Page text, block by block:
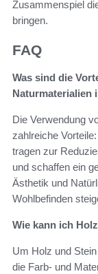
Zusammenspiel
bringen.
FAQ
Was sind die
Naturmaterialien
Die Verwendung
zahlreiche
tragen zur
und schaffen ein
Ästhetik und
Wohlbefinden
Wie kann ich
Um Holz und
die Farb- und